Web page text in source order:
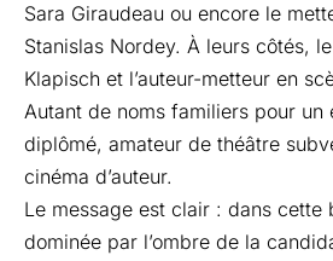
Sara Giraudeau ou encore le
Stanislas Nordey. À leurs côtés,
Klapisch et l’auteur-metteur en
Autant de noms familiers pour un
diplômé, amateur de théâtre
cinéma d’auteur.
Le message est clair : dans cette
dominée par l’ombre de la